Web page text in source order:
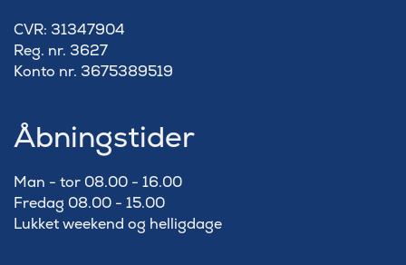
​CVR: 31347904
Reg. nr. 3627
Konto nr. 3675389519
Åbningstider
Man - tor 08.00 - 16.00
Fredag 08.00 - 15.00
Lukket weekend og helligdage